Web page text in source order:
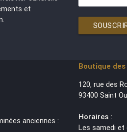
et
anciennes :
Boutique
120, rue des
93400 Saint
Horaires :
Les samedi et